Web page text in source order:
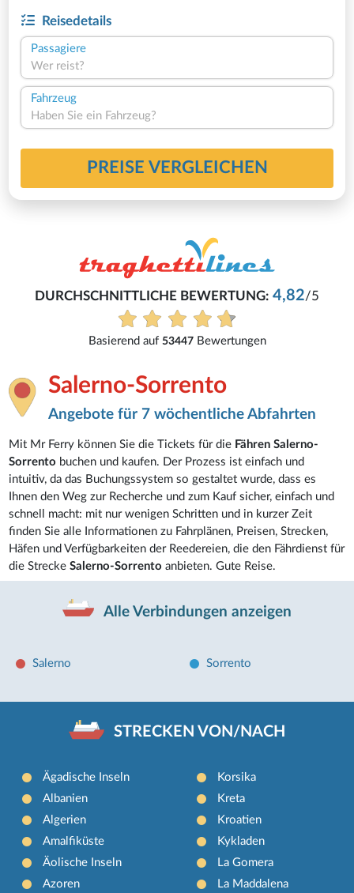
Reisedetails
Passagiere
Wer reist?
Fahrzeug
Haben Sie ein Fahrzeug?
PREISE VERGLEICHEN
DURCHSCHNITTLICHE BEWERTUNG: 4,82/5
Basierend auf 53447Bewertungen
Salerno-Sorrento
Angebote für 7 wöchentliche Abfahrten
Mit Mr Ferry können Sie die Tickets für die Fähren Salerno-
Sorrento buchen und kaufen. Der Prozess ist einfach und
intuitiv, da das Buchungssystem so gestaltet wurde, dass es
Ihnen den Weg zur Recherche und zum Kauf sicher, einfach und
schnell macht: mit nur wenigen Schritten und in kurzer Zeit
finden Sie alle Informationen zu Fahrplänen, Preisen, Strecken,
Häfen und Verfügbarkeiten der Reedereien, die den Fährdienst für
die StreckeSalerno-Sorrento anbieten. Gute Reise.
Alle Verbindungen anzeigen
Salerno Sorrento
STRECKEN VON/NACH
Ägadische Inseln
Albanien
Algerien
Amalfiküste
Äolische Inseln
Azoren
Korsika
Kreta
Kroatien
Kykladen
La Gomera
La Maddalena